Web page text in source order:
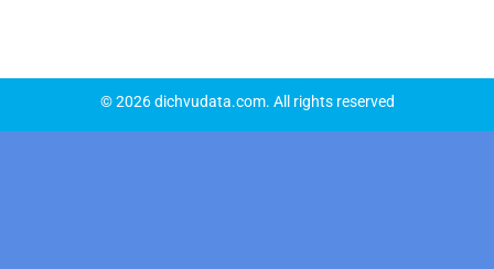
© 2026 dichvudata.com. All rights reserved